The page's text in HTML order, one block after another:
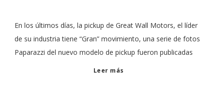
En los últimos días, la pickup de Great Wall Motors, el líder
de su industria tiene “Gran” movimiento, una serie de fotos
Paparazzi del nuevo modelo de pickup fueron publicadas
Leer más